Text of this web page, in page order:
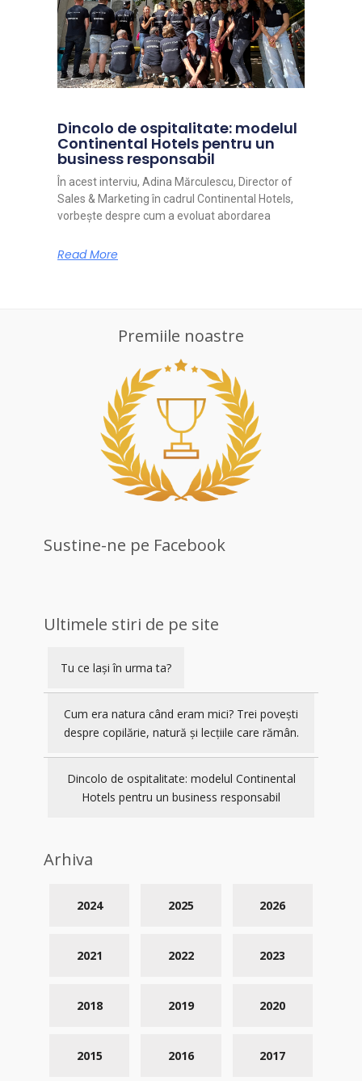
Dincolo de ospitalitate: modelul
Continental Hotels pentru un
business responsabil
În acest interviu, Adina Mărculescu, Director of
Sales & Marketing în cadrul Continental Hotels,
vorbește despre cum a evoluat abordarea
Read More
Premiile noastre
Sustine-ne pe Facebook
Ultimele stiri de pe site
Tu ce lași în urma ta?
Cum era natura când eram mici? Trei povești
despre copilărie, natură și lecțiile care rămân.
Dincolo de ospitalitate: modelul Continental
Hotels pentru un business responsabil
Arhiva
2026
2025
2024
2023
2022
2021
2020
2019
2018
2017
2016
2015